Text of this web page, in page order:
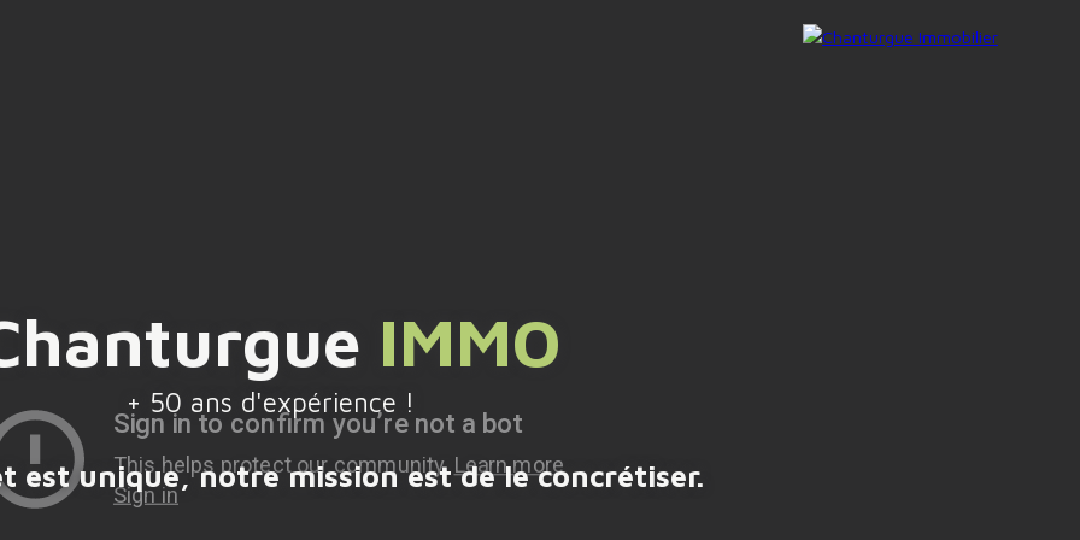
IMMO
+ 50 ans d'expérience !
est unique, notre mission est de le concrétiser.